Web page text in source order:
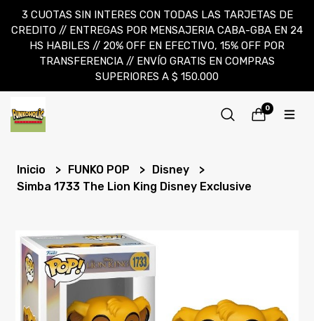
3 CUOTAS SIN INTERES CON TODAS LAS TARJETAS DE
CREDITO // ENTREGAS POR MENSAJERIA CABA-GBA EN 24
HS HABILES // 20% OFF EN EFECTIVO, 15% OFF POR
TRANSFERENCIA // ENVÍO GRATIS EN COMPRAS
SUPERIORES A $ 150.000
0
Inicio FUNKO POP
Disney
Simba 1733 The Lion King Disney Exclusive